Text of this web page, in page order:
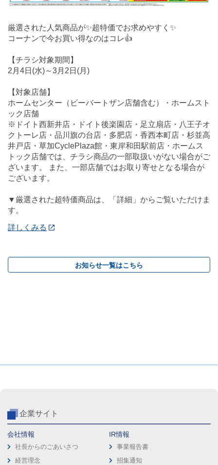
厳選された人気商品が✨超特価でお求めやすく✨
コーナンで今お買い得なのはコレ👍
【チラシ対象期間】
2月4日(水)～3月2日(月)
【対象店舗】
ホームセンター（ビーバートザン店舗含む）・ホームスト
ック店舗
※ドイト西新井店・ドイト後楽園店・足立扇店・八王子オ
クトーレ店・品川旗の台店・多肥店・香西本町店・杉並高
井戸店・草加CyclePlaza館・東岸和田駅前店・ホームス
トック店舗では、チラシ商品の一部取扱いがない場合がご
ざいます。 また、一部店舗ではお取り寄せとなる場合が
ございます。
▼厳選された超特価商品は、「詳細」からご覧いただけま
す。
詳しくみる
お知らせ一覧はこちら
企業サイト
会社情報
社長からのごあいさつ
経営理念
IR情報
事業報告書
招集通知